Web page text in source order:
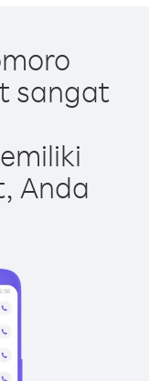
sangat
Anda